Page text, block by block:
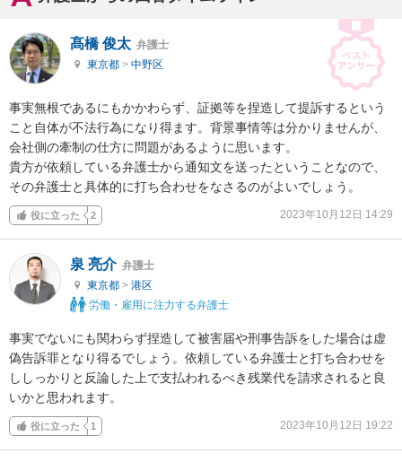
髙橋 俊太 弁護士
東京都 > 中野区
事実無根であるにもかかわらず、証拠等を捏造して提訴するという
こと自体が不法行為になり得ます。背景事情等は分かりませんが、
会社側の牽制の仕方に問題があるように思います。
貴方が依頼している弁護士から通知文を送ったということなので、
その弁護士と具体的に打ち合わせをなさるのがよいでしょう。
役に立った 2 2023年10月12日 14:29
泉 亮介 弁護士
東京都 > 港区
労働・雇用に注力する弁護士
事実でないにも関わらず捏造して被害届や刑事告訴をした場合は虚
偽告訴罪となり得るでしょう。依頼している弁護士と打ち合わせを
ししっかりと反論した上で支払われるべき残業代を請求されると良
いかと思われます。
役に立った 1 2023年10月12日 19:22